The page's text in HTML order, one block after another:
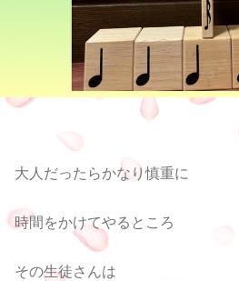
大人だったらかなり慎重に
時間をかけてやるところ
その生徒さんは